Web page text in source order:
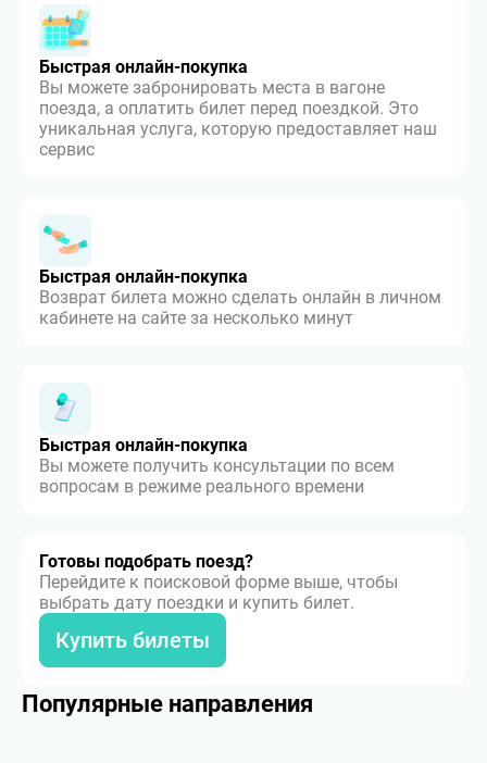
Быстрая онлайн-покупка
Вы можете забронировать места в вагоне
поезда, а оплатить билет перед поездкой. Это
уникальная услуга, которую предоставляет наш
сервис
Быстрая онлайн-покупка
Возврат билета можно сделать онлайн в личном
кабинете на сайте за несколько минут
Быстрая онлайн-покупка
Вы можете получить консультации по всем
вопросам в режиме реального времени
Готовы подобрать поезд?
Перейдите к поисковой форме выше, чтобы
выбрать дату поездки и купить билет.
Купить билеты
Популярные направления